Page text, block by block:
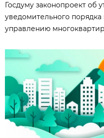
Госдуму законопроект об
уведомительного порядка
управлению